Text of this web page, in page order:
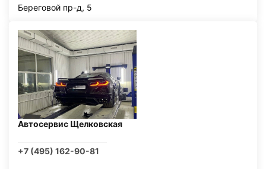
Береговой пр-д, 5
Автосервис Щелковская
+7 (495) 162-90-81